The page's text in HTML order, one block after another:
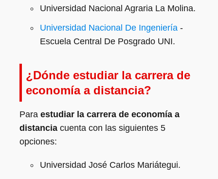
Universidad Nacional Agraria La Molina.
Universidad Nacional De Ingeniería -
Escuela Central De Posgrado UNI.
¿Dónde estudiar la carrera de
economía a distancia?
Para estudiar la carrera de economía a
distancia cuenta con las siguientes 5
opciones:
Universidad José Carlos Mariátegui.